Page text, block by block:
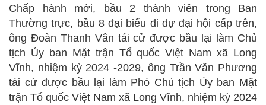
Chấp hành mới, bầu 2 thành viên trong Ban
Thường trực, bầu 8 đại biểu đi dự đại hội cấp trên,
ông Đoàn Thanh Vân tái cử được bầu lại làm Chủ
tịch Ủy ban Mặt trận Tổ quốc Việt Nam xã Long
Vĩnh, nhiệm kỳ 2024 -2029, ông Trần Văn Phương
tái cử được bầu lại làm Phó Chủ tịch Ủy ban Mặt
trận Tổ quốc Việt Nam xã Long Vĩnh, nhiệm kỳ 2024